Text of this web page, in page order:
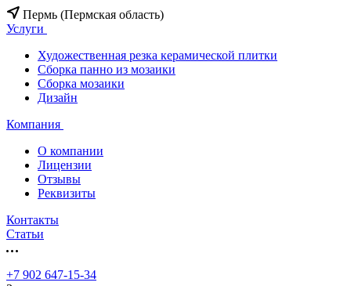
Пермь (Пермская область)
Услуги
Художественная резка керамической плитки
Сборка панно из мозаики
Сборка мозаики
Дизайн
Компания
О компании
Лицензии
Отзывы
Реквизиты
Контакты
Статьи
+7 902 647-15-34